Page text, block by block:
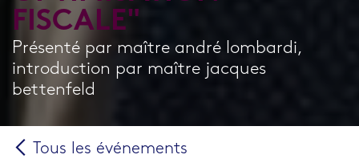
FISCALE"
Présenté par maître andré lombardi,
introduction par maître jacques
bettenfeld
Tous les événements